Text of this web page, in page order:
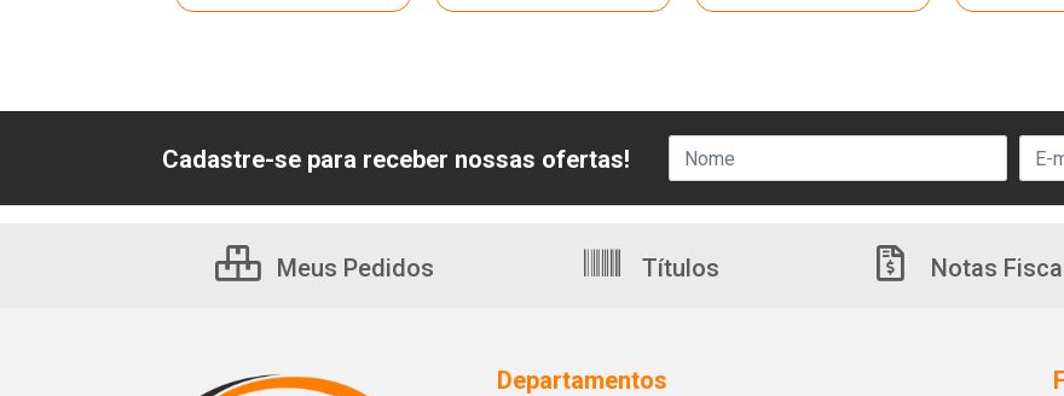
Cadastre-se para receber nossas ofertas!
Meus Pedidos Títulos Notas
Departamentos